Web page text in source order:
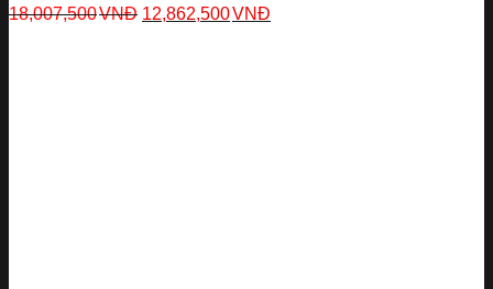
18,007,500VNĐ 12,862,500VNĐ